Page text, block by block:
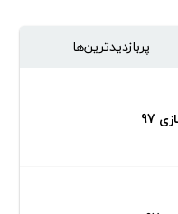
پر‌بازدیدترین‌ها
97